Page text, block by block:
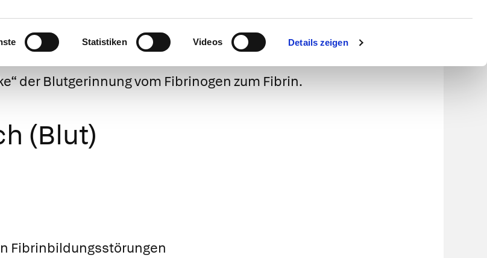
Statistiken Videos Details zeigen
der Blutgerinnung vom Fibrinogen zum Fibrin.
(Blut)
Fibrinbildungsstörungen